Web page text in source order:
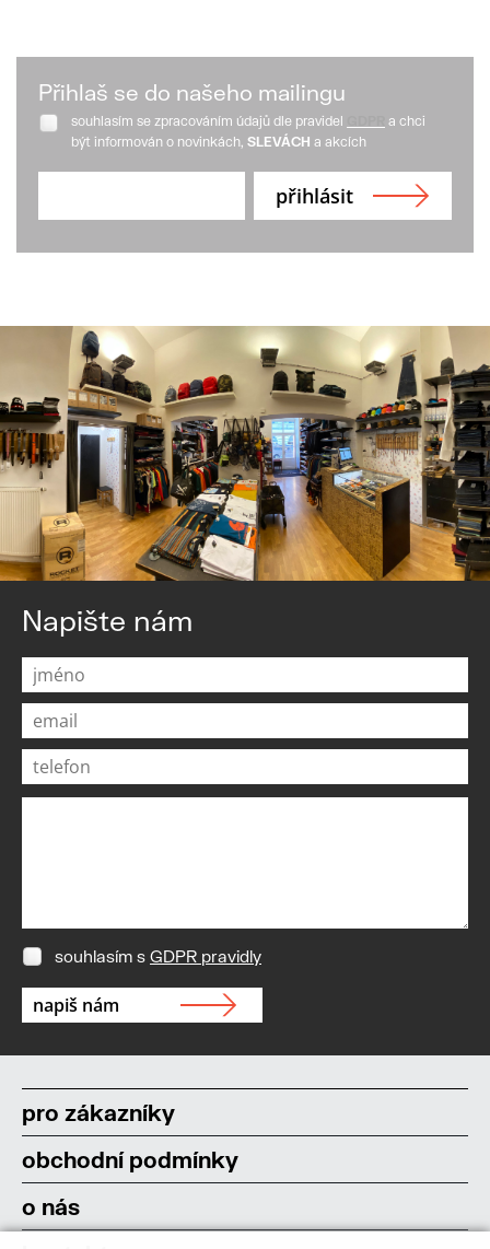
Přihlaš se do našeho mailingu
souhlasím se zpracováním údajů dle pravidel
a chci
být informován o novinkách, SLEVÁCH a akcích
Napište nám
souhlasím s GDPR pravidly
pro zákazníky
obchodní podmínky
o nás